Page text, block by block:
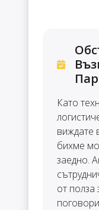
Като
виждате
бихме
заедно.
от полза